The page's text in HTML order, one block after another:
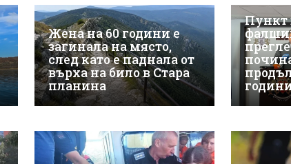
Жена на 60 години е
загинала на място,
след като е паднала от
върха на било в Стара
планина
Пункт